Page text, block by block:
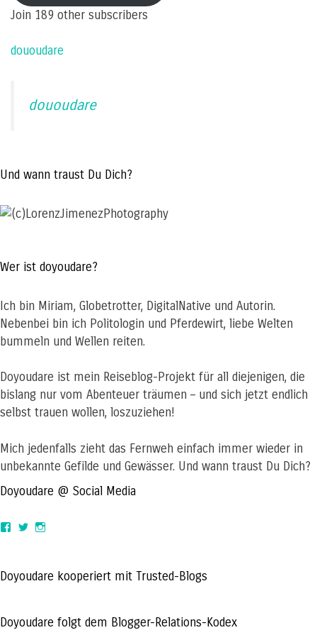
Join 189 other subscribers
dououdare
dououdare
Und wann traust Du Dich?
Wer ist doyoudare?
Ich bin Miriam, Globetrotter, DigitalNative und Autorin.
Nebenbei bin ich Politologin und Pferdewirt, liebe Welten
bummeln und Wellen reiten.
Doyoudare ist mein Reiseblog-Projekt für all diejenigen, die
bislang nur vom Abenteuer träumen – und sich jetzt endlich
selbst trauen wollen, loszuziehen!
Mich jedenfalls zieht das Fernweh einfach immer wieder in
unbekannte Gefilde und Gewässer. Und wann traust Du Dich?
Doyoudare @ Social Media
View
Facebook
View
TwitterInstagram
Doyoudare kooperiert mit Trusted-Blogs
Doyoudare folgt dem Blogger-Relations-Kodex